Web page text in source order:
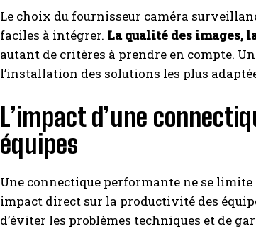
Le choix du fournisseur caméra
faciles à intégrer. La qualité des images,
autant de critères à prendre en compte.
l’installation des solutions les plus
L’impact d’une
équipes
Une connectique performante ne se
impact direct sur la productivité des
d’éviter les problèmes techniques et de